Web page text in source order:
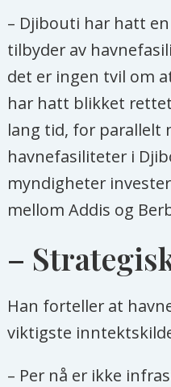
– Djibouti har hatt
tilbyder av
det er ingen tvil om
har hatt blikket
lang tid, for parallelt
havnefasiliteter i
myndigheter
mellom Addis og
–
Han forteller at
viktigste
– Per nå er ikke